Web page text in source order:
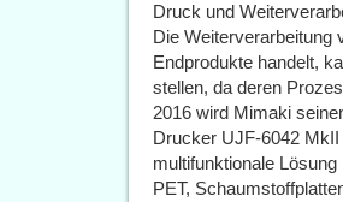
Druck und
Die Weiterverarbeitung
Endprodukte handelt,
stellen, da deren
2016 wird Mimaki
Drucker UJF-6042
multifunktionale
PET,